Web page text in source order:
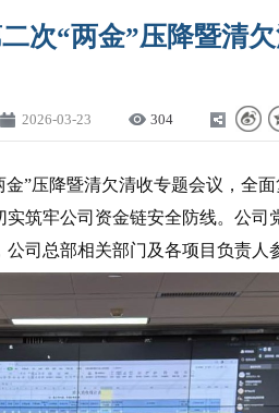
次“两金”压降暨清
2026-03-23 304
”压降暨清欠清收专题会议，全
筑牢公司资金链安全防线。公司
司总部相关部门及各项目负责人